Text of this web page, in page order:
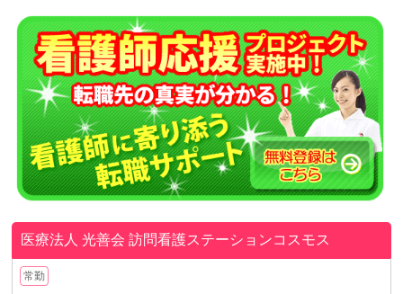
医療法人 光善会訪問看護ステーションコスモス
常勤